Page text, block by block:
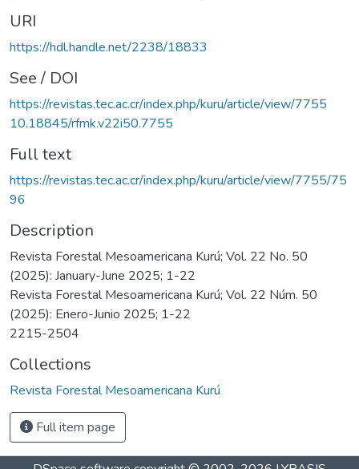
URI
https://hdl.handle.net/2238/18833
See / DOI
https://revistas.tec.ac.cr/index.php/kuru/article/view/7755
10.18845/rfmk.v22i50.7755
Full text
https://revistas.tec.ac.cr/index.php/kuru/article/view/7755/75
96
Description
Revista Forestal Mesoamericana Kurú; Vol. 22 No. 50
(2025): January-June 2025; 1-22
Revista Forestal Mesoamericana Kurú; Vol. 22 Núm. 50
(2025): Enero-Junio 2025; 1-22
2215-2504
Collections
Revista Forestal Mesoamericana Kurú
Full item page